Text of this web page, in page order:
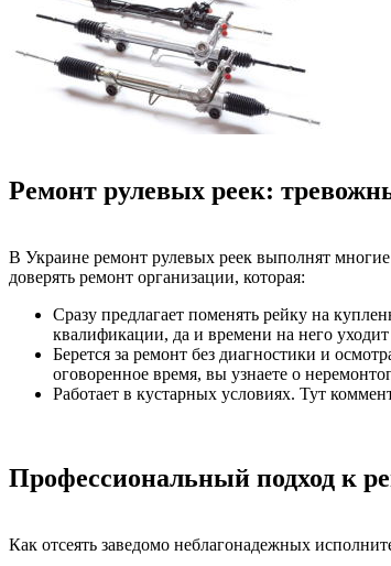
Ремонт рулевых реек:
В Украине ремонт рулевых реек выполнят
доверять ремонт организации, которая:
Сразу предлагает поменять рейку на
квалификации, да и времени на него
Берется за ремонт без диагностики и
оговоренное время, вы узнаете о
Работает в кустарных условиях. Тут
Профессиональный подход к
Как отсеять заведомо неблагонадежных